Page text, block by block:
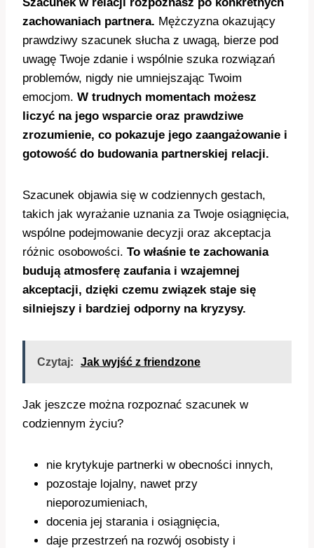
zachowaniach partnera. Mężczyzna okazujący
prawdziwy szacunek słucha z uwagą, bierze pod
uwagę Twoje zdanie i wspólnie szuka rozwiązań
problemów, nigdy nie umniejszając Twoim
emocjom. W trudnych momentach możesz
liczyć na jego wsparcie oraz prawdziwe
zrozumienie, co pokazuje jego zaangażowanie i
gotowość do budowania partnerskiej relacji.
Szacunek objawia się w codziennych gestach,
takich jak wyrażanie uznania za Twoje osiągnięcia,
wspólne podejmowanie decyzji oraz akceptacja
różnic osobowości. To właśnie te zachowania
budują atmosferę zaufania i wzajemnej
akceptacji, dzięki czemu związek staje się
silniejszy i bardziej odporny na kryzysy.
Czytaj: Jak wyjść z friendzone
Jak jeszcze można rozpoznać szacunek w
codziennym życiu?
nie krytykuje partnerki w obecności innych,
pozostaje lojalny, nawet przy
nieporozumieniach,
docenia jej starania i osiągnięcia,
daje przestrzeń na rozwój osobisty i